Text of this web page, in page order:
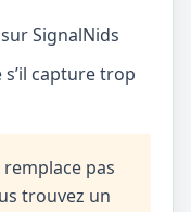
SignalNids
capture trop
pas
trouvez un